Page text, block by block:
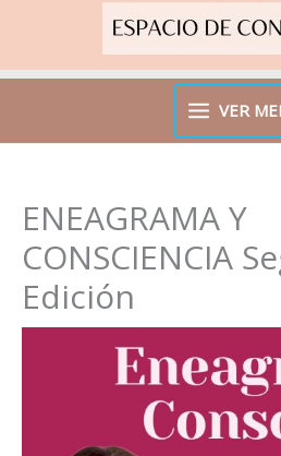
VER
ENEAGRAMA Y
CONSCIENCIA
Edición